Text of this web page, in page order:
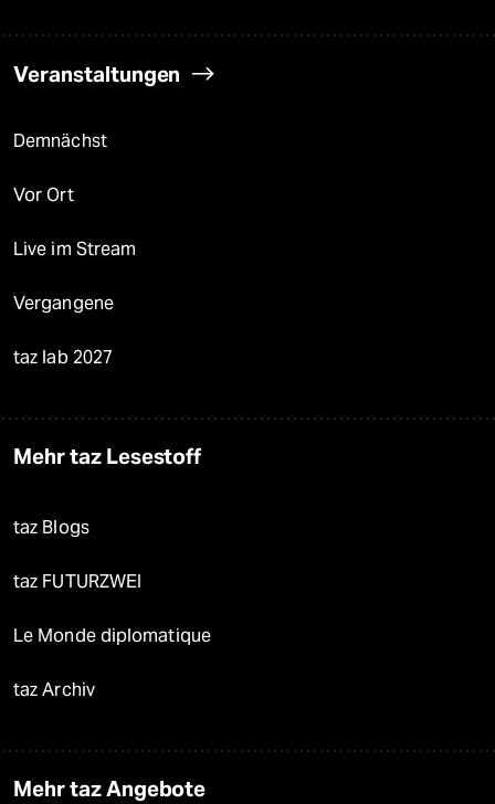
Veranstaltungen
Demnächst
Vor Ort
Live im Stream
Vergangene
taz lab 2027
Mehr taz Lesestoff
taz Blogs
taz FUTURZWEI
Le Monde diplomatique
taz Archiv
Mehr taz Angebote